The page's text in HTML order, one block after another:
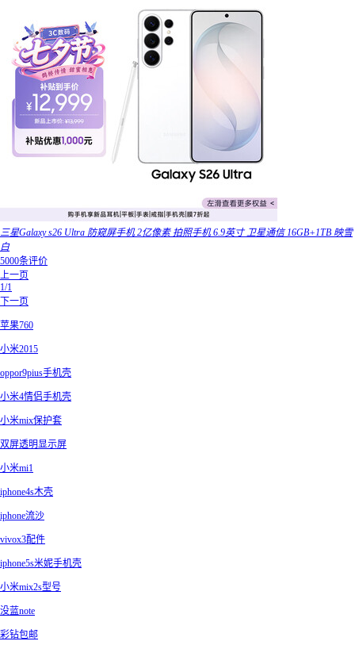
三星Galaxy s26 Ultra 防窥屏手机 2亿像素 拍照手机 6.9英寸 卫星通信 16GB+1TB 映雪
白
5000条评价
上一页
1/1
下一页
苹果760
小米2015
oppor9pius手机壳
小米4情侣手机壳
小米mix保护套
双屏透明显示屏
小米mi1
iphone4s木壳
iphone流沙
vivox3配件
iphone5s米妮手机壳
小米mix2s型号
没蓝note
彩钻包邮